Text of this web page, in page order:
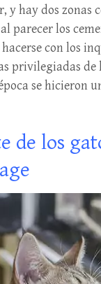
y hay dos
parecer los
con los
privilegiadas
se hicieron
de los